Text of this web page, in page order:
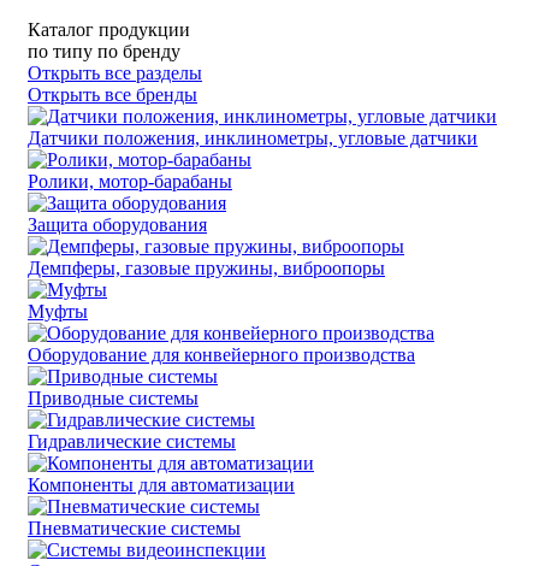
Каталог продукции
по типу по бренду
Открыть все разделы
Открыть все бренды
Датчики положения, инклинометры, угловые датчики
Ролики, мотор-барабаны
Защита оборудования
Демпферы, газовые пружины, виброопоры
Муфты
Оборудование для конвейерного производства
Приводные системы
Гидравлические системы
Компоненты для автоматизации
Пневматические системы